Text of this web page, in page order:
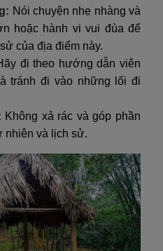
Nói chuyện nhẹ nhàng và
hoặc hành vi vui đùa để
của địa điểm này.
đi theo hướng dẫn viên
tránh đi vào những lối đi
Không xả rác và góp phần
nhiên và lịch sử.